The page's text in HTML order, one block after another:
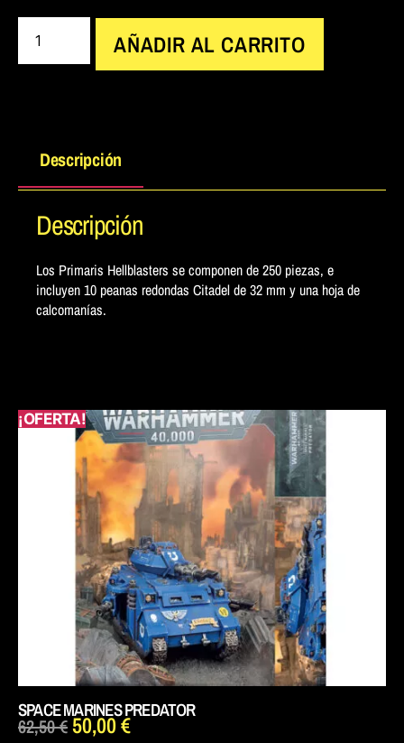
AÑADIR AL CARRITO
¡OFERTA!
SPACE MARINES PREDATOR
62,50€50,00€
Descripción
Descripción
Los Primaris Hellblasters se componen de 250 piezas, e
incluyen 10 peanas redondas Citadel de 32 mm y una hoja de
calcomanías.